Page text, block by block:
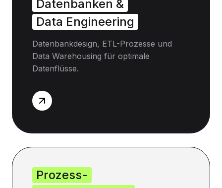
Datenbanken &
Data Engineering
Datenbankdesign, ETL-Prozesse und
Data Warehousing für optimale
Datenflüsse.
Prozess-